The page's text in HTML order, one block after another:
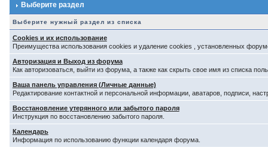
Выберите раздел
Выберите нужный раздел из списка
Cookies и их использование
Преимущества использования cookies и удаление cookies , установленных
Авторизация и Выход из форума
Как авторизоваться, выйти из форума, а также как скрыть свое имя из списка
Ваша панель управления (Личные данные)
Редактирование контактной и персональной информации, аватаров, подписи,
Восстановление утерянного или забытого пароля
Инструкция по восстановлению забытого пароля.
Календарь
Информация по использованию функции календаря форума.